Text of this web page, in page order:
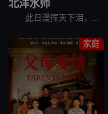
北洋水师
此日漫挥天下泪，有公足壮海军威。曾经威震世界的北洋水师是如何建立，成为亚洲第一位，如何葬身大海，从而走向覆灭。真实再现中日大血战、旅顺大屠杀、朝鲜平壤战争、辽东战役、丰岛海战、黄海海战、山东威海大
家庭